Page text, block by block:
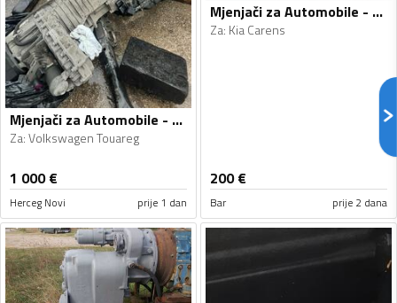
Mjenjači za Automobile - Volkswagen - Touareg - 2008
Za:Volkswagen Touareg
1 000€
Herceg Novi prije 1 dan
Mjenjači za Automobile - Kia - Carens - 2005
Za: Kia Carens
200€
Bar prije 2 dana